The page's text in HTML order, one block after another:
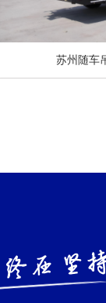
苏州随车